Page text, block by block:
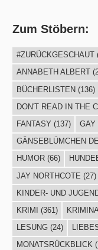
Zum Stöbern:
#ZURÜCKGESCHAUT
ANNABETH ALBERT
BÜCHERLISTEN(136)
DON'T READ IN THE
FANTASY (137) GAY
GÄNSEBLÜMCHEN
HUMOR(66)
JAY NORTHCOTE (27)
KINDER- UND
KRIMI
(361)
LESUNG(24)
MONATSRÜCKBLICK